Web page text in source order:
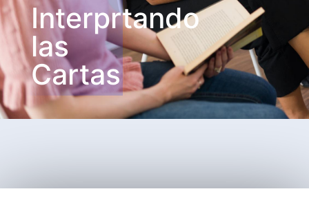
Interprtando
las
Cartas